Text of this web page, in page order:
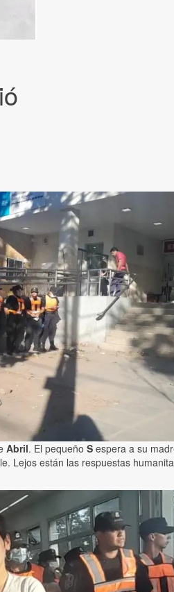
Abril. El pequeño S espera a su
Lejos están las respuestas